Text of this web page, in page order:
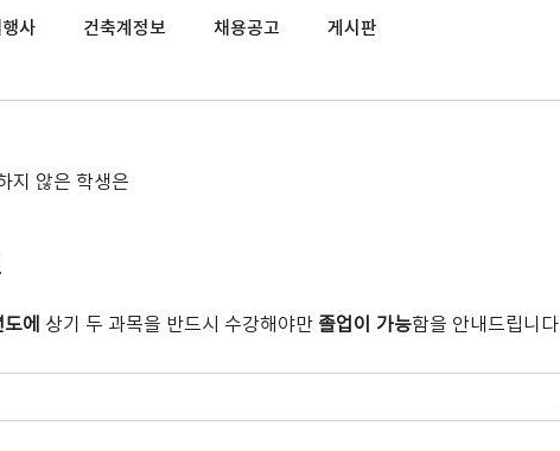
사 건축계정보 채용공고 게시판
지 않은 학생은
에 상기 두 과목을 반드시 수강해야만 졸업이 가능함을 안내드립니다.